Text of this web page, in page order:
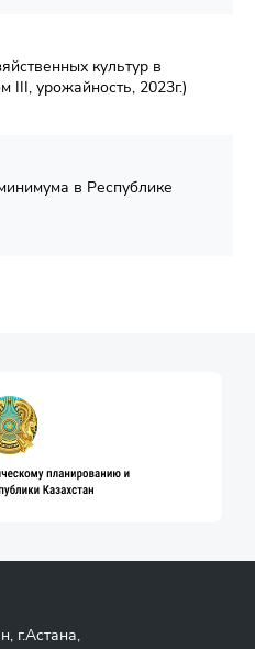
культур в
III, урожайность, 2023г.)
в Республике
г.Астана,